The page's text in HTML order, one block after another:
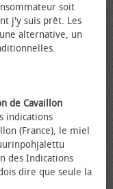
soit
j'y suis prêt. Les
alternative, un
de Cavaillon
indications
(France), le miel
des Indications
dire que seule la